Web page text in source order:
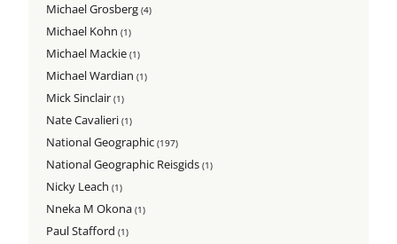
Michael Grosberg(4)
Michael Kohn(1)
Michael Mackie(1)
Michael Wardian(1)
Mick Sinclair(1)
Nate Cavalieri(1)
National Geographic(197)
National Geographic Reisgids(1)
Nicky Leach(1)
Nneka M Okona(1)
Paul Stafford(1)